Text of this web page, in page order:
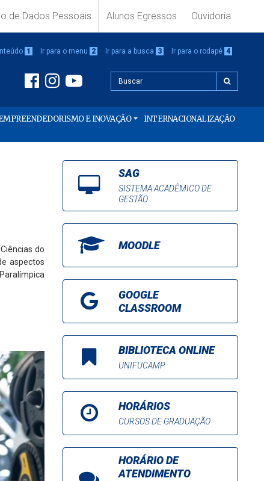
de Dados Pessoais Alunos Egressos Ouvidoria
1 Ir para o menu 2 Ir para a busca 3 Ir para o rodapé 4
E INOVAÇÃO INTERNACIONALIZAÇÃO
do
aspectos
SAG
SISTEMA ACADÊMICO DE
GESTÃO
MOODLE
GOOGLE
CLASSROOM
BIBLIOTECA ONLINE
UNIFUCAMP
HORÁRIOS
CURSOS DE GRADUAÇÃO
HORÁRIO DE
ATENDIMENTO